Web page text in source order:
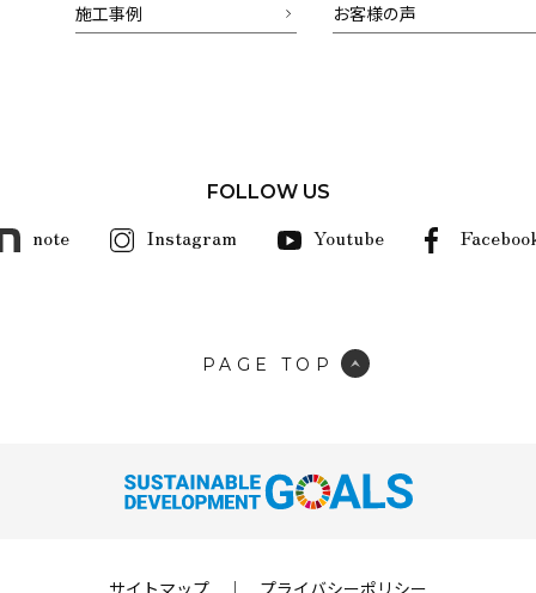
施工事例 お客様の声
FOLLOW US
note Instagram Youtube
PAGE TOP
サイトマップ ｜ プライバシーポリシー